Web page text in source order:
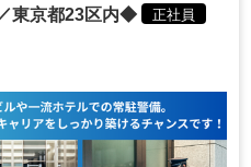
東京都23区内◆
正社員